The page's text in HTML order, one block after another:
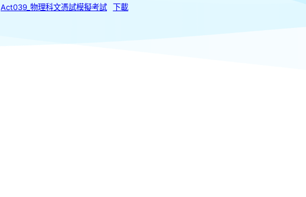
Act039_物理科文憑試模擬考試 下載